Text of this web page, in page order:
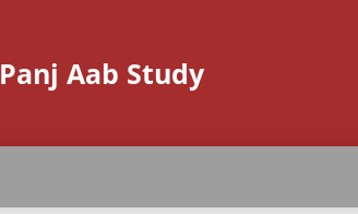
Panj Aab Study